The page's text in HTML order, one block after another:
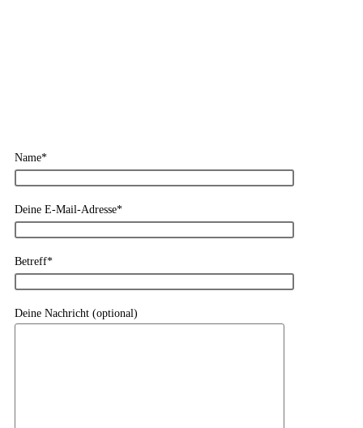
Name*
Deine E-Mail-Adresse*
Betreff*
Deine Nachricht (optional)